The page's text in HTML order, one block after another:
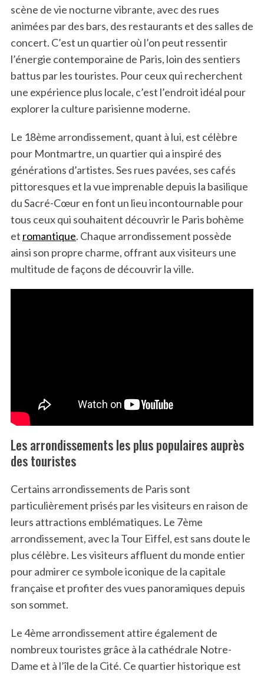
scène de vie nocturne vibrante, avec des rues
animées par des bars, des restaurants et des salles de
concert. C’est un quartier où l’on peut ressentir
l’énergie contemporaine de Paris, loin des sentiers
battus par les touristes. Pour ceux qui recherchent
une expérience plus locale, c’est l’endroit idéal pour
explorer la culture parisienne moderne.
Le 18ème arrondissement, quant à lui, est célèbre
pour Montmartre, un quartier qui a inspiré des
générations d’artistes. Ses rues pavées, ses cafés
pittoresques et la vue imprenable depuis la basilique
du Sacré-Cœur en font un lieu incontournable pour
tous ceux qui souhaitent découvrir le Paris bohème
et romantique. Chaque arrondissement possède
ainsi son propre charme, offrant aux visiteurs une
multitude de façons de découvrir la ville.
Les arrondissements les plus populaires auprès
des touristes
Certains arrondissements de Paris sont
particulièrement prisés par les visiteurs en raison de
leurs attractions emblématiques. Le 7ème
arrondissement, avec la Tour Eiffel, est sans doute le
plus célèbre. Les visiteurs affluent du monde entier
pour admirer ce symbole iconique de la capitale
française et profiter des vues panoramiques depuis
son sommet.
Le 4ème arrondissement attire également de
nombreux touristes grâce à la cathédrale Notre-
Dame et à l’île de la Cité. Ce quartier historique est